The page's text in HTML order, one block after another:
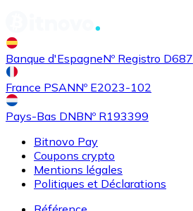
Banque d'EspagneNº Registro D687
France PSANNº E2023-102
Pays-Bas DNBNº R193399
Bitnovo Pay
Coupons crypto
Mentions légales
Politiques et Déclarations